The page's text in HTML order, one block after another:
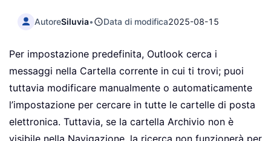
AutoreSiluvia• Data di modifica2025-08-15
Per impostazione predefinita, Outlook cerca i
messaggi nella Cartella corrente in cui ti trovi; puoi
tuttavia modificare manualmente o automaticamente
l’impostazione per cercare in tutte le cartelle di posta
elettronica. Tuttavia, se la cartella Archivio non è